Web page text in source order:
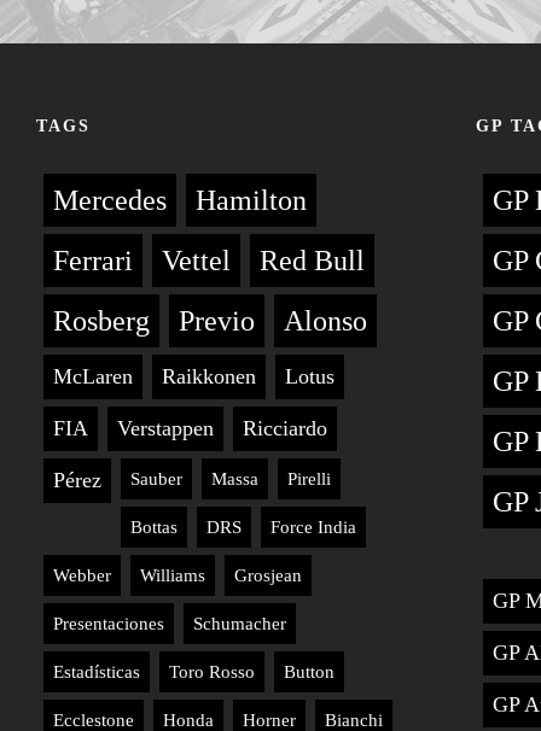
TAGS
Mercedes
Hamilton
Ferrari
Vettel
Red Bull
Rosberg
Previo Alonso
McLaren Raikkonen Lotus
FIA Verstappen Ricciardo
Pérez Sauber Massa Pirelli
Bottas DRS Force India
Webber Williams Grosjean
Presentaciones Schumacher
Estadísticas Toro Rosso Button
Ecclestone Honda Horner Bianchi
GP
GP
GP
GP
GP
GP
GP
GP
GP
GP